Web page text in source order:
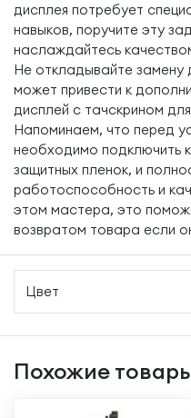
дисплея потребует
навыков, поручите эту
наслаждайтесь
Не откладывайте замену
может привести к
дисплей с тачскрином
Напоминаем, что перед
необходимо подключить
защитных пленок, и
работоспособность и
этом мастера, это
возвратом товара если
Цвет
Похожие